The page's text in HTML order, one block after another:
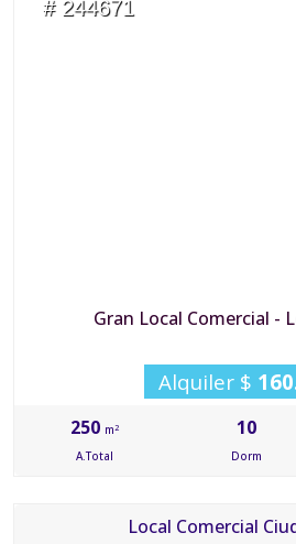
# 244671
Gran Local Comercial -
Alquiler $
250 m2
A.Total
10
Dorm
Local Comercial